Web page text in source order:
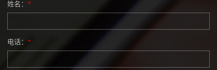
姓名： *
电话： *